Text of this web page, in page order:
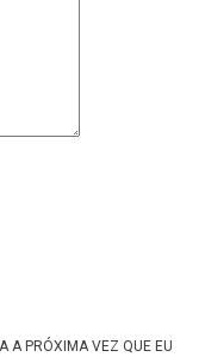
A PRÓXIMA VEZ QUE EU